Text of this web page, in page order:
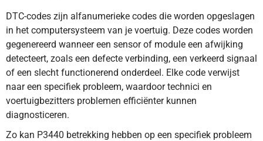
DTC-codes zijn alfanumerieke codes die worden opgeslagen
in het computersysteem van je voertuig. Deze codes worden
gegenereerd wanneer een sensor of module een afwijking
detecteert, zoals een defecte verbinding, een verkeerd signaal
of een slecht functionerend onderdeel. Elke code verwijst
naar een specifiek probleem, waardoor technici en
voertuigbezitters problemen efficiënter kunnen
diagnosticeren.
Zo kan P3440 betrekking hebben op een specifiek probleem